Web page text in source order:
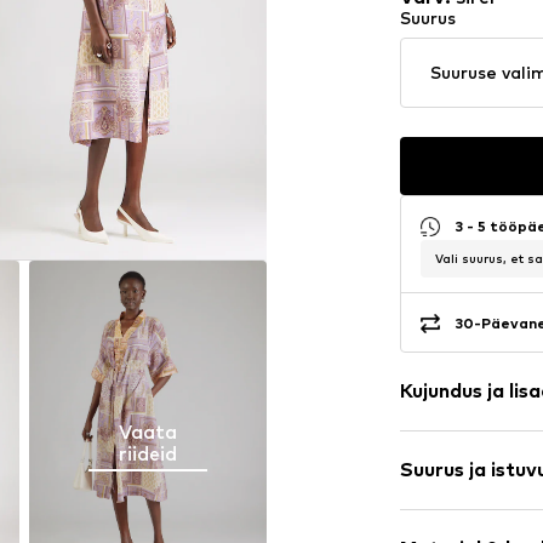
Vaata
riideid
Suurus
Suuruse
3 - 5
Vali suurus, et
30-
Kujundus ja
Viskoos
V-kaelus
Tepitud ääris
Suurus ja